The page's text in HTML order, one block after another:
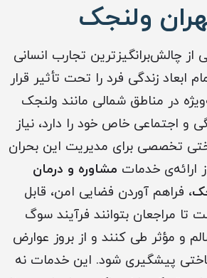
ولنجک
از چالش‌برانگیزترین تجارب انسانی
ابعاد زندگی فرد را تحت تأثیر قرار
در مناطق شمالی مانند ولنجک
و اجتماعی خاص خود را دارد، نیاز
تخصصی برای مدیریت این بحران
خدمات مشاوره و درمان
، فراهم آوردن فضایی امن، قابل
تا مراجعان بتوانند فرآیند سوگ
و مؤثر طی کنند و از بروز عوارض
پیشگیری شود. این خدمات نه